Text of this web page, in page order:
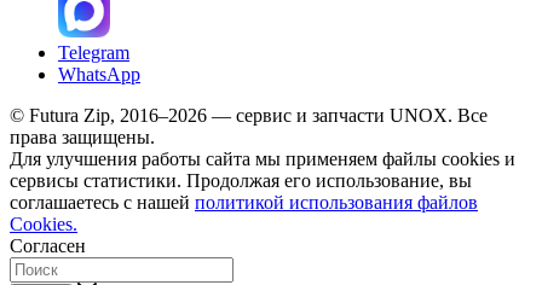
Telegram
WhatsApp
© Futura Zip, 2016–2026 — сервис и запчасти UNOX. Все
права защищены.
Для улучшения работы сайта мы применяем файлы cookies и
сервисы статистики. Продолжая его использование, вы
соглашаетесь с нашей политикой использования файлов
Cookies.
Согласен